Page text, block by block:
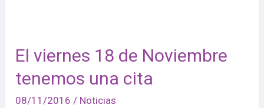
El viernes 18 de Noviembre
tenemos una cita
08/11/2016 / Noticias
una